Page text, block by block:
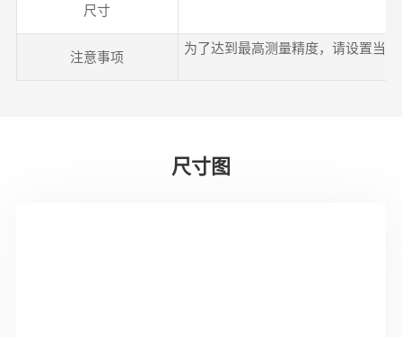
尺寸
注意事项 为了达到最高测量精度，请设置当
尺寸图